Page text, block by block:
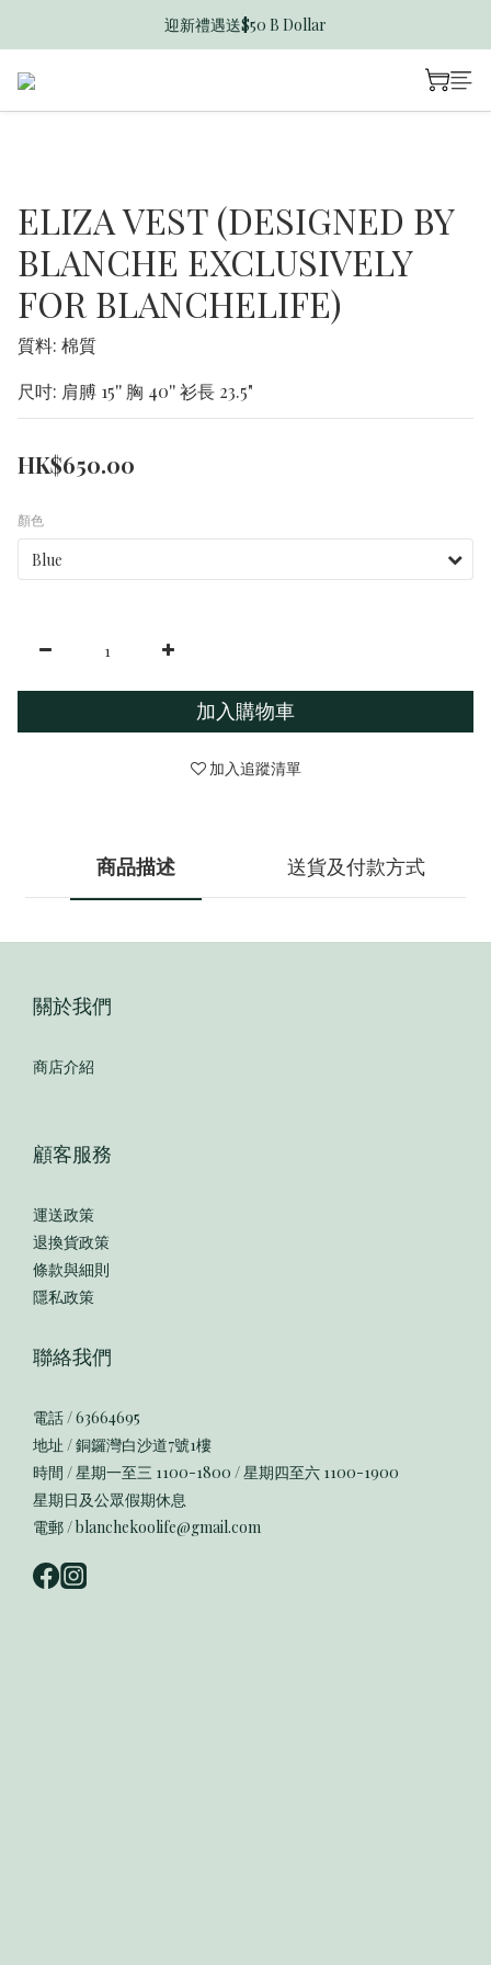
香港訂單滿$600免運費
迎新禮遇送$50 B Dollar
ELIZA VEST (DESIGNED BY
BLANCHE EXCLUSIVELY
FOR BLANCHELIFE)
質料: 棉質
尺吋: 肩膊 15'' 胸 40'' 衫長 23.5"
HK$650.00
顏色
加入購物車
加入追蹤清單
商品描述 送貨及付款方式
關於我們
商店介紹
顧客服務
運送政策
退換貨政策
條款與細則
隱私政策
聯絡我們
電話 / 63664695
地址 / 銅鑼灣白沙道7號1樓
時間 / 星期一至三 1100-1800 / 星期四至六 1100-1900
星期日及公眾假期休息
電郵 / blanchekoolife@gmail.com